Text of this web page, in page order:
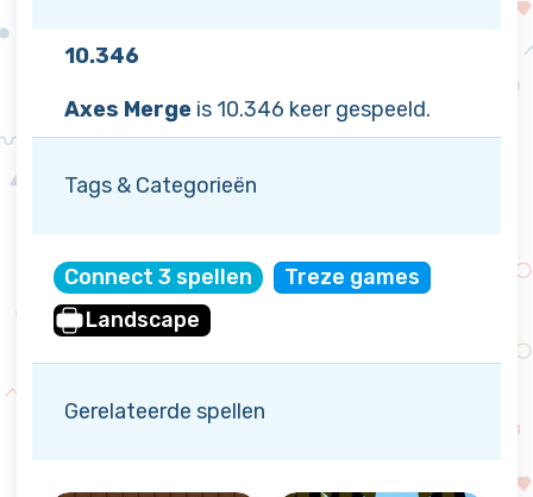
10.346
Axes Merge is 10.346 keer gespeeld.
Tags & Categorieën
Connect 3 spellen
Treze games
Landscape
Gerelateerde spellen